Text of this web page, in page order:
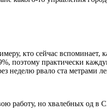
кто сейчас
поэтому практически
неделю рвало ста метрами
работу, но хвалебных од в